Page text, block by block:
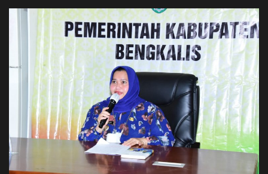
PEMERINTAHAN
PENDIDIKAN
PERISTIWA
RIAU
Rokan hilir
SPORT